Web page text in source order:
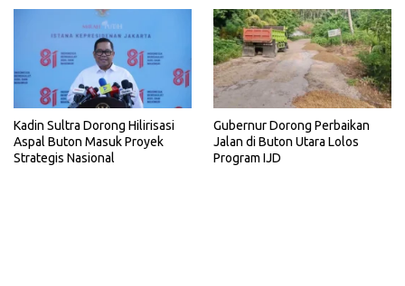
Kadin Sultra Dorong Hilirisasi
Aspal Buton Masuk Proyek
Strategis Nasional
Gubernur Dorong Perbaikan
Jalan di Buton Utara Lolos
Program IJD